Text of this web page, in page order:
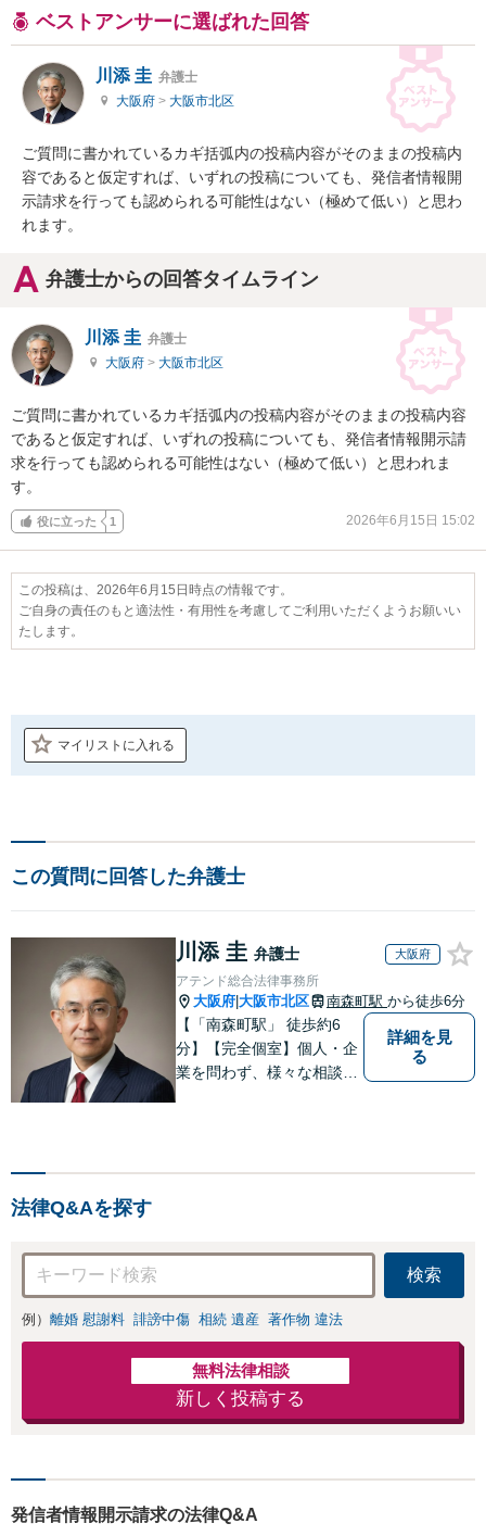
ベストアンサーに選ばれた回答
川添 圭 弁護士
大阪府 > 大阪市北区
ご質問に書かれているカギ括弧内の投稿内容がそのままの投稿内
容であると仮定すれば、いずれの投稿についても、発信者情報開
示請求を行っても認められる可能性はない（極めて低い）と思わ
れます。
弁護士からの回答タイムライン
川添 圭 弁護士
大阪府 > 大阪市北区
ご質問に書かれているカギ括弧内の投稿内容がそのままの投稿内容
であると仮定すれば、いずれの投稿についても、発信者情報開示請
求を行っても認められる可能性はない（極めて低い）と思われま
す。
役に立った 1 2026年6月15日 15:02
この投稿は、2026年6月15日時点の情報です。
ご自身の責任のもと適法性・有用性を考慮してご利用いただくようお願いい
たします。
マイリストに入れる
この質問に回答した弁護士
川添 圭 弁護士 大阪府
アテンド総合法律事務所
大阪府 大阪市北区 南森町駅 から徒歩6分
【「南森町駅」 徒歩約6
分】【完全個室】個人・企
業を問わず、様々な相談を
詳細を見
る
法律Q&Aを探す
検索
例） 離婚 慰謝料 誹謗中傷 相続 遺産 著作物 違法
無料法律相談
新しく投稿する
発信者情報開示請求の法律Q&A